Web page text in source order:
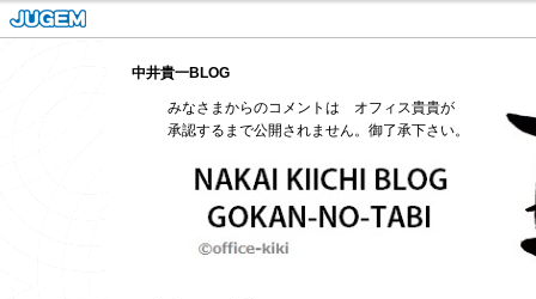
中井貴一BLOG
みなさまからのコメントは オフィス貴貴が
承認するまで公開されません。御了承下さい。